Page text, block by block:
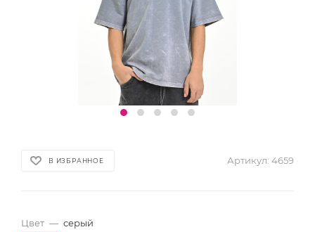
В ИЗБРАННОЕ Артикул: 4659
Цвет — серый